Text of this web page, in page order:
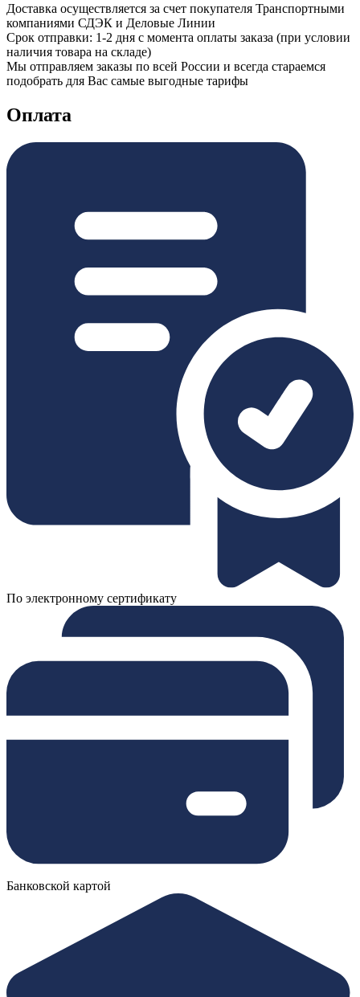
Доставка осуществляется за счет покупателя Транспортными
компаниями СДЭК и Деловые Линии
Срок отправки: 1-2 дня с момента оплаты заказа (при условии
наличия товара на складе)
Мы отправляем заказы по всей России и всегда стараемся
подобрать для Вас самые выгодные тарифы
Оплата
По электронному сертификату
Банковской картой